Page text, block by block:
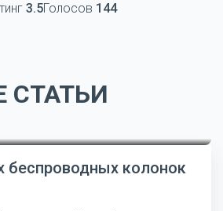
3.5Голосов 144
СТАТЬИ
беспроводных колонок